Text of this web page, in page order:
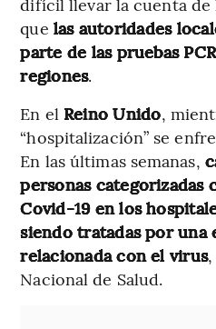
que las autoridades
parte de las pruebas
regiones.
En el Reino Unido,
“hospitalización” se
En las últimas semanas,
personas categorizadas
Covid-19 en los
siendo tratadas por una
relacionada con el virus
Nacional de Salud.